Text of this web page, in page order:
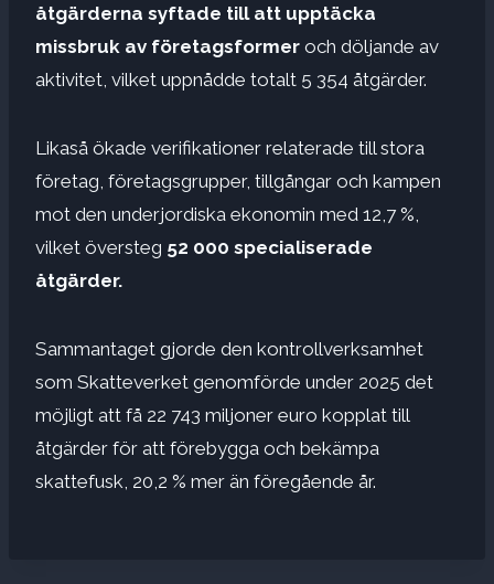
åtgärderna syftade till att upptäcka
missbruk av företagsformer och döljande av
aktivitet, vilket uppnådde totalt 5 354 åtgärder.
Likaså ökade verifikationer relaterade till stora
företag, företagsgrupper, tillgångar och kampen
mot den underjordiska ekonomin med 12,7 %,
vilket översteg 52 000 specialiserade
åtgärder.
Sammantaget gjorde den kontrollverksamhet
som Skatteverket genomförde under 2025 det
möjligt att få 22 743 miljoner euro kopplat till
åtgärder för att förebygga och bekämpa
skattefusk, 20,2 % mer än föregående år.